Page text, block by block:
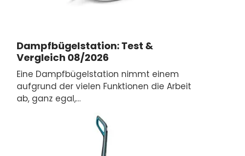
Dampfbügelstation: Test &
Vergleich 08/2026
Eine Dampfbügelstation nimmt einem
aufgrund der vielen Funktionen die Arbeit
ab, ganz egal,…